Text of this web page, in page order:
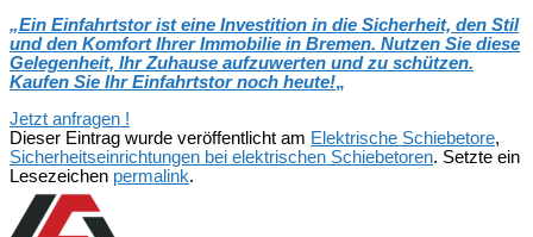
„Ein Einfahrtstor ist eine Investition in die Sicherheit, den Stil
und den Komfort Ihrer Immobilie in Bremen. Nutzen Sie diese
Gelegenheit, Ihr Zuhause aufzuwerten und zu schützen.
Kaufen Sie Ihr Einfahrtstor noch heute!„
Jetzt anfragen !
Dieser Eintrag wurde veröffentlicht am Elektrische Schiebetore,
Sicherheitseinrichtungen bei elektrischen Schiebetoren. Setzte ein
Lesezeichen permalink.